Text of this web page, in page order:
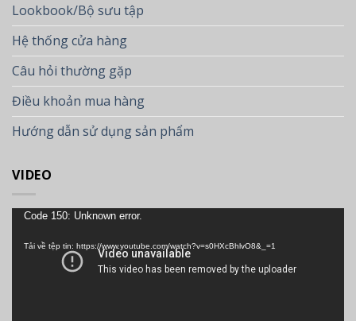
Lookbook/Bộ sưu tập
Hệ thống cửa hàng
Câu hỏi thường gặp
Điều khoản mua hàng
Hướng dẫn sử dụng sản phẩm
VIDEO
Trình
Code 150: Unknown error.
Tải về tệp tin: https://www.youtube.com/watch?v=s0HXcBhlvO8&_=1